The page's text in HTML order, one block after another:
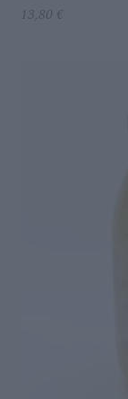
13,80 €